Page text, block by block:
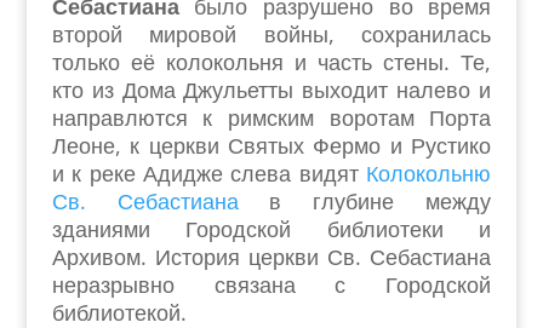
Себастианабыло разрушено во время
второй мировой войны, сохранилась
только её колокольня и часть стены. Те,
кто из Дома Джульетты выходит налево и
направлются к римским воротам Порта
Леоне, к церкви Святых Фермо и Рустико
и к реке Адидже слева видятКолокольню
Св. Себастианав глубине между
зданиями Городской библиотеки и
Архивом. История церкви Св. Себастиана
неразрывно связана с Городской
библиотекой.